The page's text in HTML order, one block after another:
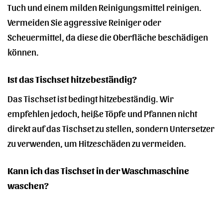
Tuch und einem milden Reinigungsmittel reinigen.
Vermeiden Sie aggressive Reiniger oder
Scheuermittel, da diese die Oberfläche beschädigen
können.
Ist das Tischset hitzebeständig?
Das Tischset ist bedingt hitzebeständig. Wir
empfehlen jedoch, heiße Töpfe und Pfannen nicht
direkt auf das Tischset zu stellen, sondern Untersetzer
zu verwenden, um Hitzeschäden zu vermeiden.
Kann ich das Tischset in der Waschmaschine
waschen?